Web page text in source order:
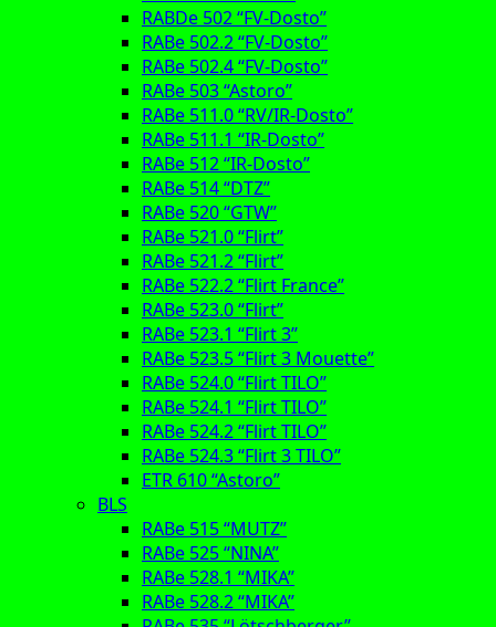
RABDe 502 “FV-Dosto”
RABe 502.2 “FV-Dosto”
RABe 502.4 “FV-Dosto”
RABe 503 “Astoro”
RABe 511.0 “RV/IR-Dosto”
RABe 511.1 “IR-Dosto”
RABe 512 “IR-Dosto”
RABe 514 “DTZ”
RABe 520 “GTW”
RABe 521.0 “Flirt”
RABe 521.2 “Flirt”
RABe 522.2 “Flirt France”
RABe 523.0 “Flirt”
RABe 523.1 “Flirt 3”
RABe 523.5 “Flirt 3 Mouette”
RABe 524.0 “Flirt TILO”
RABe 524.1 “Flirt TILO”
RABe 524.2 “Flirt TILO”
RABe 524.3 “Flirt 3 TILO”
ETR 610 “Astoro”
BLS
RABe 515 “MUTZ”
RABe 525 “NINA”
RABe 528.1 “MIKA”
RABe 528.2 “MIKA”